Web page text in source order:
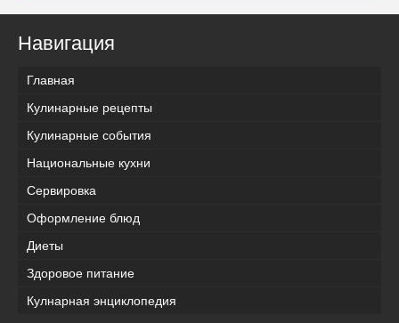
Навигация
Главная
Кулинарные рецепты
Кулинарные события
Национальные кухни
Сервировка
Оформление блюд
Диеты
Здоровое питание
Кулнарная энциклопедия